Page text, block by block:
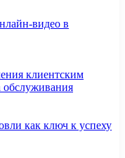
видео в
клиентским
обслуживания
как ключ к успеху